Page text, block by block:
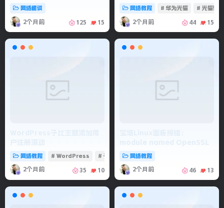
网络趣谈
2个月前 125 15
网络教程 # 华为光猫 # 光猫密
2个月前 44 15
网络教程 # WordPress # 子比主题
2个月前 35 10
网络教程
2个月前 46 13